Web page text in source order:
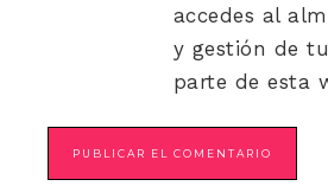
accedes al
y gestión de
parte de esta